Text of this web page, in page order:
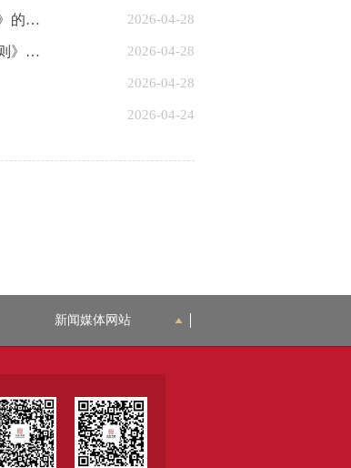
北京市丰台区教育委员会关于印发《丰台区2026年非本市户籍适龄儿童少年接受义务教育材料审核实施细则》的通知 2026-04-28
北京市丰台区教育委员会关于印发《丰台区2026年本市户籍无房家庭适龄儿童接受义务教育材料审核实施细则》的通知 2026-04-28
2026-04-28
2026-04-24
新闻媒体网站